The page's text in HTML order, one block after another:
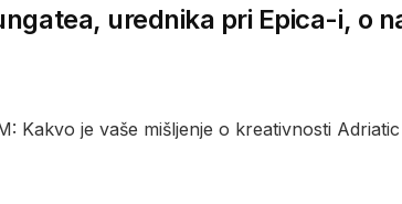
urednika pri Epica-i, o
Kakvo je vaše mišljenje o kreativnosti